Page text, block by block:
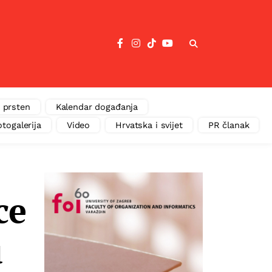
prsten
Kalendar događanja
Video Hrvatska i svijet PR članak